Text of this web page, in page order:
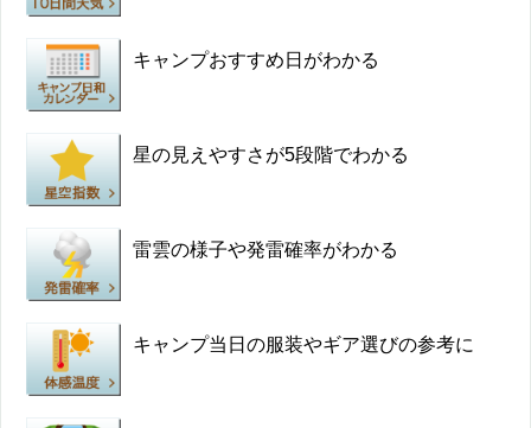
キャンプおすすめ日がわかる
星の見えやすさが5段階でわかる
雷雲の様子や発雷確率がわかる
キャンプ当日の服装やギア選びの参考に